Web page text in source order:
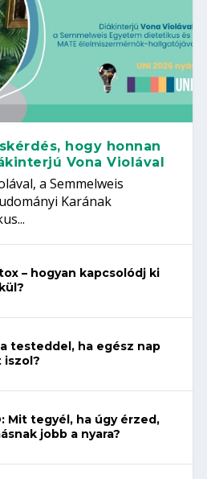
hogy honnan
Vona Violával
a Semmelweis
Karának
– hogyan kapcsolódj ki
testeddel, ha egész nap
iszol?
Mit tegyél, ha úgy érzed,
jobb a nyara?